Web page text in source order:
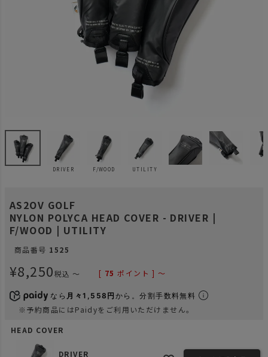
DRIVER F/WOOD UTILITY
AS2OV GOLF
NYLON POLYCA HEAD COVER - DRIVER |
F/WOOD | UTILITY
商品番号 1525
¥8,250税込 〜 [ 75 ポイント ] 〜
なら 月々1,558円 から。分割手数料無料
※予約商品にはPaidyをご利用いただけません。
HEAD COVER
DRIVER